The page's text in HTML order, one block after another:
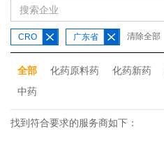
CRO 广东省 清除全部
全部 化药原料药 化药新药
中药
找到符合要求的服务商如下：